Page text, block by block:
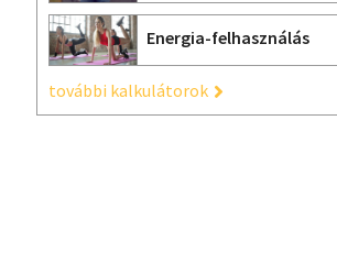
Energia-felhasználás
további kalkulátorok